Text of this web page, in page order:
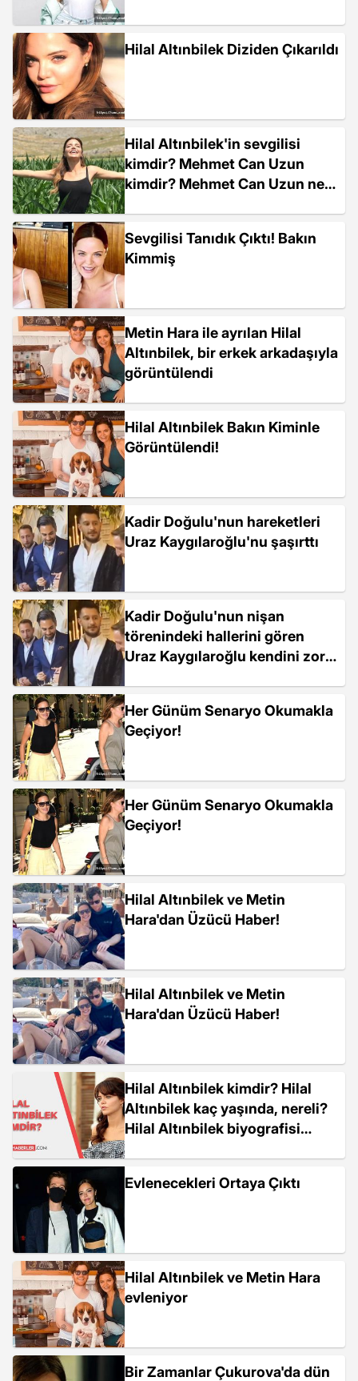
Hilal Altınbilek Diziden Çıkarıldı
Hilal Altınbilek'in sevgilisi
kimdir? Mehmet Can Uzun
kimdir? Mehmet Can Uzun ne
Sevgilisi Tanıdık Çıktı! Bakın
Kimmiş
Metin Hara ile ayrılan Hilal
Altınbilek, bir erkek arkadaşıyla
görüntülendi
Hilal Altınbilek Bakın Kiminle
Görüntülendi!
Kadir Doğulu'nun hareketleri
Uraz Kaygılaroğlu'nu şaşırttı
Kadir Doğulu'nun nişan
törenindeki hallerini gören
Uraz Kaygılaroğlu kendini zor
Her Günüm Senaryo Okumakla
Geçiyor!
Her Günüm Senaryo Okumakla
Geçiyor!
Hilal Altınbilek ve Metin
Hara'dan Üzücü Haber!
Hilal Altınbilek ve Metin
Hara'dan Üzücü Haber!
Hilal Altınbilek kimdir? Hilal
Altınbilek kaç yaşında, nereli?
Hilal Altınbilek biyografisi
Evlenecekleri Ortaya Çıktı
Hilal Altınbilek ve Metin Hara
evleniyor
Bir Zamanlar Çukurova'da dün